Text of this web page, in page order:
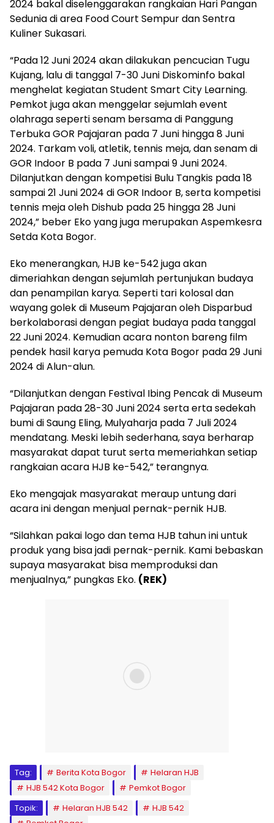
2024 bakal diselenggarakan rangkaian Hari Pangan
Sedunia di area Food Court Sempur dan Sentra
Kuliner Sukasari.
“Pada 12 Juni 2024 akan dilakukan pencucian Tugu
Kujang, lalu di tanggal 7-30 Juni Diskominfo bakal
menghelat kegiatan Student Smart City Learning.
Pemkot juga akan menggelar sejumlah event
olahraga seperti senam bersama di Panggung
Terbuka GOR Pajajaran pada 7 Juni hingga 8 Juni
2024. Tarkam voli, atletik, tennis meja, dan senam di
GOR Indoor B pada 7 Juni sampai 9 Juni 2024.
Dilanjutkan dengan kompetisi Bulu Tangkis pada 18
sampai 21 Juni 2024 di GOR Indoor B, serta kompetisi
tennis meja oleh Dishub pada 25 hingga 28 Juni
2024,” beber Eko yang juga merupakan Aspemkesra
Setda Kota Bogor.
Eko menerangkan, HJB ke-542 juga akan
dimeriahkan dengan sejumlah pertunjukan budaya
dan penampilan karya. Seperti tari kolosal dan
wayang golek di Museum Pajajaran oleh Disparbud
berkolaborasi dengan pegiat budaya pada tanggal
22 Juni 2024. Kemudian acara nonton bareng film
pendek hasil karya pemuda Kota Bogor pada 29 Juni
2024 di Alun-alun.
“Dilanjutkan dengan Festival Ibing Pencak di Museum
Pajajaran pada 28-30 Juni 2024 serta erta sedekah
bumi di Saung Eling, Mulyaharja pada 7 Juli 2024
mendatang. Meski lebih sederhana, saya berharap
masyarakat dapat turut serta memeriahkan setiap
rangkaian acara HJB ke-542,” terangnya.
Eko mengajak masyarakat meraup untung dari
acara ini dengan menjual pernak-pernik HJB.
“Silahkan pakai logo dan tema HJB tahun ini untuk
produk yang bisa jadi pernak-pernik. Kami bebaskan
supaya masyarakat bisa memproduksi dan
menjualnya,” pungkas Eko. (REK)
Tag: Berita Kota Bogor
Helaran HJB
HJB 542 Kota Bogor
Pemkot Bogor
Topik:
Helaran HJB 542
HJB 542